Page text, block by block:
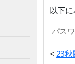
以下
<23秋